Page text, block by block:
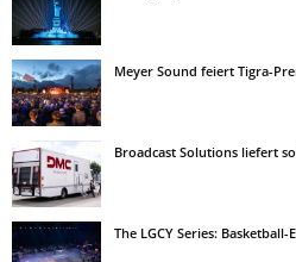
Meyer Sound feiert Tigra-
Broadcast Solutions liefert
The LGCY Series: